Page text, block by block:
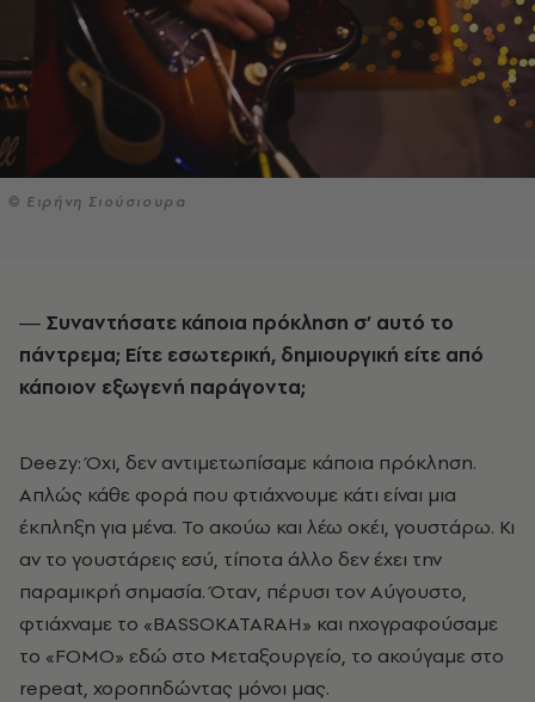
© Ειρήνη Σιούσιουρα
― Συναντήσατε κάποια πρόκληση σ’ αυτό το
πάντρεμα; Είτε εσωτερική, δημιουργική είτε από
κάποιον εξωγενή παράγοντα;
Deezy: Όχι, δεν αντιμετωπίσαμε κάποια πρόκληση.
Απλώς κάθε φορά που φτιάχνουμε κάτι είναι μια
έκπληξη για μένα. Το ακούω και λέω οκέι, γουστάρω. Κι
αν το γουστάρεις εσύ, τίποτα άλλο δεν έχει την
παραμικρή σημασία. Όταν, πέρυσι τον Αύγουστο,
φτιάχναμε το «ΒASSOKATARAH» και ηχογραφούσαμε
το «FOMO» εδώ στο Μεταξουργείο, το ακούγαμε στο
repeat, χοροπηδώντας μόνοι μας.